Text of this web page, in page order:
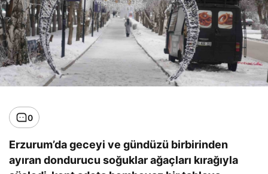
0
Erzurum’da geceyi ve gündüzü birbirinden
ayıran dondurucu soğuklar ağaçları kırağıyla